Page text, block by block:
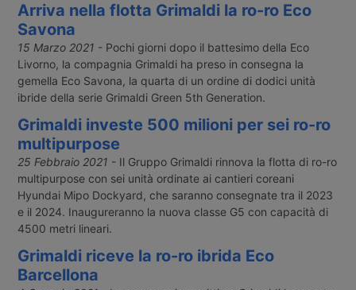
Arriva nella flotta Grimaldi la ro-ro Eco
Savona
15 Marzo 2021 - Pochi giorni dopo il battesimo della Eco
Livorno, la compagnia Grimaldi ha preso in consegna la
gemella Eco Savona, la quarta di un ordine di dodici unità
ibride della serie Grimaldi Green 5th Generation.
Grimaldi investe 500 milioni per sei ro-ro
multipurpose
25 Febbraio 2021 - Il Gruppo Grimaldi rinnova la flotta di ro-ro
multipurpose con sei unità ordinate ai cantieri coreani
Hyundai Mipo Dockyard, che saranno consegnate tra il 2023
e il 2024. Inaugureranno la nuova classe G5 con capacità di
4500 metri lineari.
Grimaldi riceve la ro-ro ibrida Eco
Barcellona